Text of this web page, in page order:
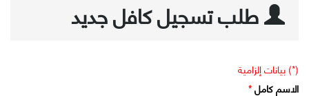
طلب تسجيل كافل جديد
(*) بيانات إلزامية
الاسم كامل *